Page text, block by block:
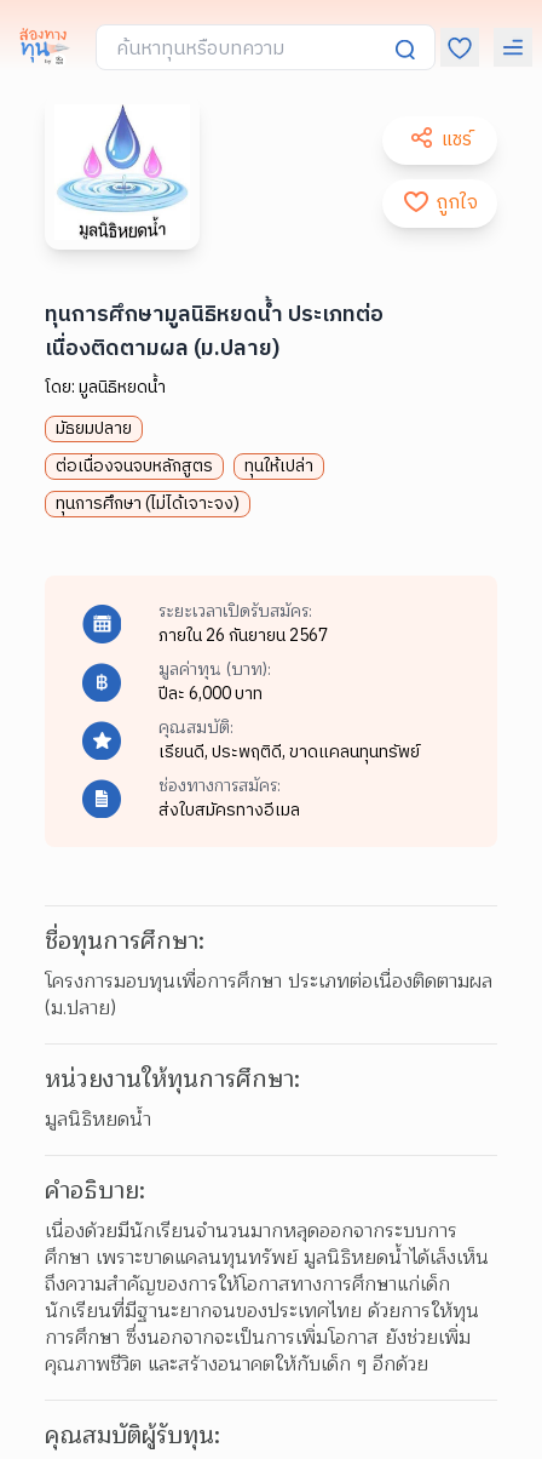
แชร์
ถูกใจ
ทุนการศึกษามูลนิธิหยดน้ำ ประเภทต่อ
เนื่องติดตามผล (ม.ปลาย)
โดย:มูลนิธิหยดน้ำ
มัธยมปลาย
ต่อเนื่องจนจบหลักสูตร
ทุนให้เปล่า
ทุนการศึกษา (ไม่ได้เจาะจง)
ระยะเวลาเปิดรับสมัคร:
ภายใน 26 กันยายน 2567
มูลค่าทุน (บาท):
ปีละ 6,000 บาท
คุณสมบัติ:
เรียนดี,ประพฤติดี,ขาดแคลนทุนทรัพย์
ช่องทางการสมัคร:
ส่งใบสมัครทางอีเมล
ชื่อทุนการศึกษา:
โครงการมอบทุนเพื่อการศึกษา ประเภทต่อเนื่องติดตามผล
(ม.ปลาย)
หน่วยงานให้ทุนการศึกษา:
มูลนิธิหยดน้ำ
คำอธิบาย:
เนื่องด้วยมีนักเรียนจํานวนมากหลุดออกจากระบบการ
ศึกษา เพราะขาดแคลนทุนทรัพย์ มูลนิธิหยดน้ำได้เล็งเห็น
ถึงความสําคัญของการให้โอกาสทางการศึกษาแก่เด็ก
นักเรียนที่มีฐานะยากจนของประเทศไทย ด้วยการให้ทุน
การศึกษา ซึ่งนอกจากจะเป็นการเพิ่มโอกาส ยังช่วยเพิ่ม
คุณภาพชีวิต และสร้างอนาคตให้กับเด็ก ๆ อีกด้วย
คุณสมบัติผู้รับทุน: